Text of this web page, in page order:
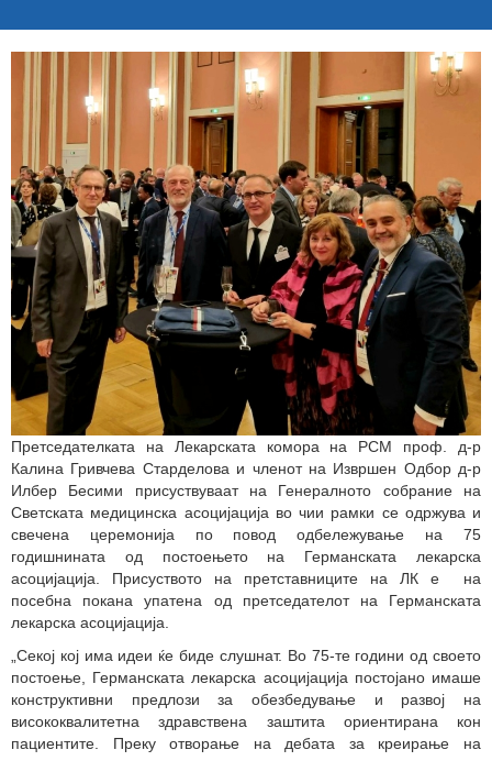
Претседателката на Лекарската комора на РСМ проф. д-р
Калина Гривчева Старделова и членот на Извршен Одбор д-р
Илбер Бесими присуствуваат на Генералното собрание на
Светската медицинска асоцијација во чии рамки се одржува и
свечена церемонија по повод одбележување на 75
годишнината од постоењето на Германската лекарска
асоцијација. Присуството на претставниците на ЛК е на
посебна покана упатена од претседателот на Германската
лекарска асоцијација.
„Секој кој има идеи ќе биде слушнат. Во 75-те години од своето
постоење, Германската лекарска асоцијација постојано имаше
конструктивни предлози за обезбедување и развој на
висококвалитетна здравствена заштита ориентирана кон
пациентите. Преку отворање на дебата за креирање на